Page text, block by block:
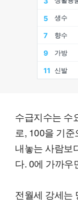
수급지수는 수
로, 100을 기
내놓는 사람보
다. 0에 가까우
전월세 강세는